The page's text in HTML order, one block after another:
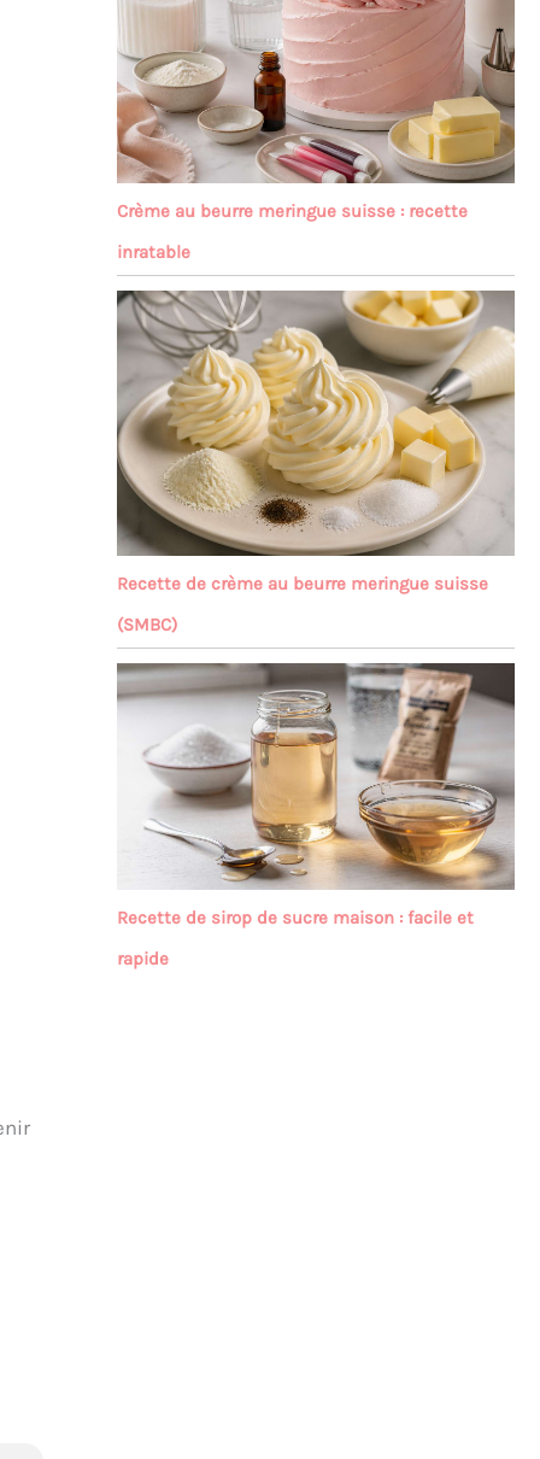
Crème au beurre meringue suisse : recette
inratable
Recette de crème au beurre meringue suisse
(SMBC)
Recette de sirop de sucre maison : facile et
rapide